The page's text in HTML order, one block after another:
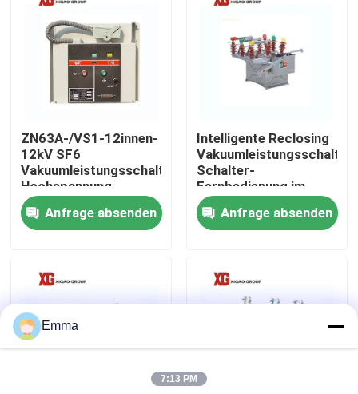
Über uns
Fabrik-Ausflug
Qualitätskontrolle
Treten Sie mit uns in Verbindung
Fordern Sie ein Zitat
Luft-Lasttrennschalter
Lasttrennschalter SF6
Netzverteilungs-Schaltanlage
ZN63A-/VS1-12innen-
12kV SF6
Vakuumleistungsschalter-
Hochspannung
Anfrage absenden
Intelligente Reclosing
Vakuumleistungsschalter-
Schalter-
Fernbedienung im
Freien
Anfrage absenden
Emma
7:13 PM